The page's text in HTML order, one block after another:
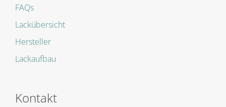
FAQs
Lackübersicht
Hersteller
Lackaufbau
Kontakt